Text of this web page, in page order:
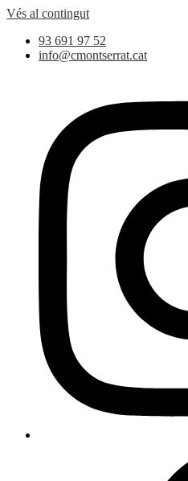
Vés al contingut
93 691 97 52
info@cmontserrat.cat